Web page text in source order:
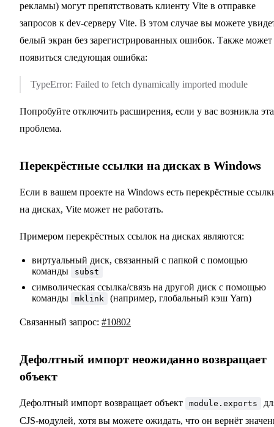
рекламы) могут препятствовать клиенту Vite в отправке
запросов к dev-серверу Vite. В этом случае вы можете
белый экран без зарегистрированных ошибок. Также может
появиться следующая ошибка:
TypeError: Failed to fetch dynamically imported module
Попробуйте отключить расширения, если у вас возникла эта
проблема.
Перекрёстные ссылки на дисках в Windows
Если в вашем проекте на Windows есть перекрёстные
на дисках, Vite может не работать.
Примером перекрёстных ссылок на дисках являются:
виртуальный диск, связанный с папкой с помощью
команды
subst
символическая ссылка/связь на другой диск с помощью
команды
mklink (например, глобальный кэш Yarn)
Связанный запрос: #10802
Дефолтный импорт неожиданно возвращает
объект
Дефолтный импорт возвращает объект module.exports
CJS-модулей, хотя вы можете ожидать, что он вернёт